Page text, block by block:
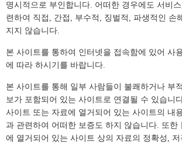
명시적으로 부인합니다. 어떠한 경우에도 서비
련하여 직접, 간접, 부수적, 징벌적, 파생적인 손
지지 않습니다.
본 사이트를 통하여 인터넷을 접속함에 있어 사
에 따라 하시기를 바랍니다.
본 사이트를 통해 일부 사람들이 불쾌하거나 부
보가 포함되어 있는 사이트로 연결될 수 있습니
사이트 또는 자료에 열거되어 있는 사이트의 내
과 관련하여 어떠한 보증도 하지 않습니다. 또한
에 열거되어 있는 사이트 상의 자료의 정확성,